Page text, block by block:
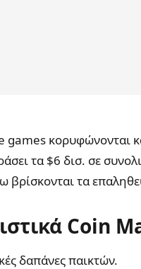
games κορυφώνονται
τα $6 δισ. σε
τα
Coin
δαπάνες παικτών.